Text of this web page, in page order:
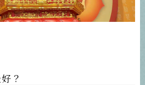
？